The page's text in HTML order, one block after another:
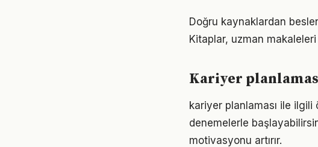
Doğru kaynaklardan
Kitaplar, uzman
Kariyer
kariyer planlaması ile
denemelerle
motivasyonu artırır.